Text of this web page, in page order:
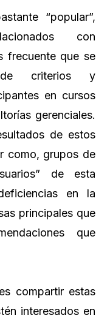
“popular”,
con
frecuente que se
de criterios y
en cursos
gerenciales.
de estos
como, grupos de
de esta
en la
principales que
que
compartir estas
interesados en